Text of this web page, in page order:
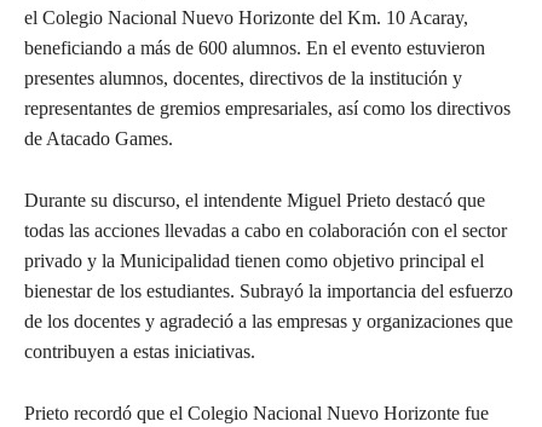
el Colegio Nacional Nuevo Horizonte del Km. 10 Acaray,
beneficiando a más de 600 alumnos. En el evento estuvieron
presentes alumnos, docentes, directivos de la institución y
representantes de gremios empresariales, así como los directivos
de Atacado Games.
Durante su discurso, el intendente Miguel Prieto destacó que
todas las acciones llevadas a cabo en colaboración con el sector
privado y la Municipalidad tienen como objetivo principal el
bienestar de los estudiantes. Subrayó la importancia del esfuerzo
de los docentes y agradeció a las empresas y organizaciones que
contribuyen a estas iniciativas.
Prieto recordó que el Colegio Nacional Nuevo Horizonte fue